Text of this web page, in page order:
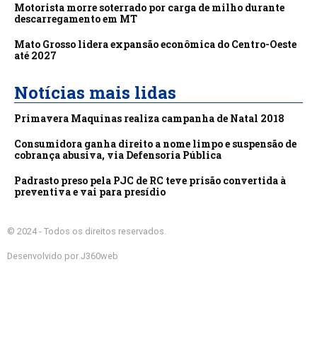
Motorista morre soterrado por carga de milho durante
descarregamento em MT
Mato Grosso lidera expansão econômica do Centro-Oeste
até 2027
Notícias mais lidas
Primavera Maquinas realiza campanha de Natal 2018
Consumidora ganha direito a nome limpo e suspensão de
cobrança abusiva, via Defensoria Pública
Padrasto preso pela PJC de RC teve prisão convertida à
preventiva e vai para presídio
© 2024 - Todos os direitos reservados.
Desenvolvido por J360web